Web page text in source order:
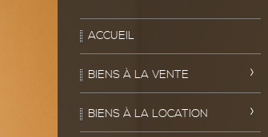
ACCUEIL
BIENS À LA VENTE
BIENS À LA LOCATION